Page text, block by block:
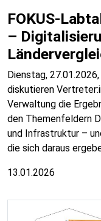
FOKUS-
–
Dienstag,
diskutieren
Verwaltung die
den Themenfeldern
und Infrastruktur –
die sich daraus
13.01.2026